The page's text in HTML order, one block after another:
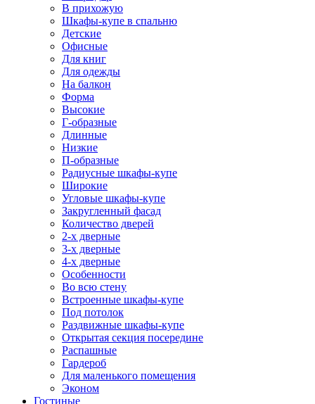
В прихожую
Шкафы-купе в спальню
Детские
Офисные
Для книг
Для одежды
На балкон
Форма
Высокие
Г-образные
Длинные
Низкие
П-образные
Радиусные шкафы-купе
Широкие
Угловые шкафы-купе
Закругленный фасад
Количество дверей
2-х дверные
3-х дверные
4-х дверные
Особенности
Во всю стену
Встроенные шкафы-купе
Под потолок
Раздвижные шкафы-купе
Открытая секция посередине
Распашные
Гардероб
Для маленького помещения
Эконом
Гостиные